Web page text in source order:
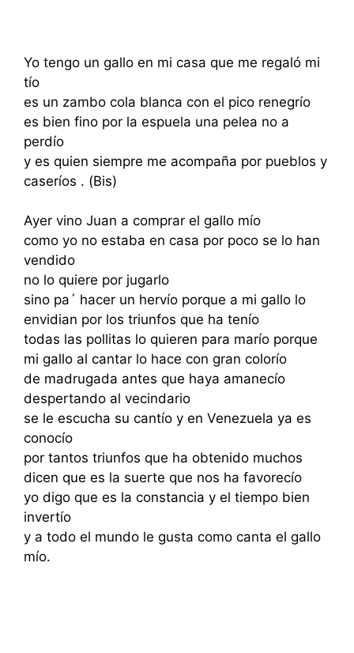
Yo tengo un gallo en mi casa que me regaló mi
tío
es un zambo cola blanca con el pico renegrío
es bien fino por la espuela una pelea no a
perdío
y es quien siempre me acompaña por pueblos y
caseríos . (Bis)
Ayer vino Juan a comprar el gallo mío
como yo no estaba en casa por poco se lo han
vendido
no lo quiere por jugarlo
sino pa´ hacer un hervío porque a mi gallo lo
envidian por los triunfos que ha tenío
todas las pollitas lo quieren para marío porque
mi gallo al cantar lo hace con gran colorío
de madrugada antes que haya amanecío
despertando al vecindario
se le escucha su cantío y en Venezuela ya es
conocío
por tantos triunfos que ha obtenido muchos
dicen que es la suerte que nos ha favorecío
yo digo que es la constancia y el tiempo bien
invertío
y a todo el mundo le gusta como canta el gallo
mío.